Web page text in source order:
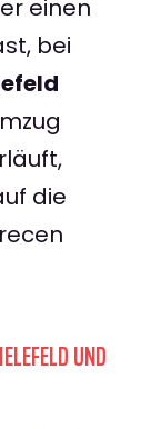
einen
bei
die
UND